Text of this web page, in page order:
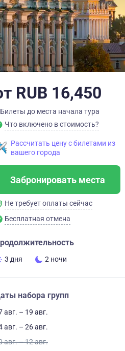
RUB 16,450
до места начала тура
Что включено в стоимость?
Рассчитать цену с билетами из
вашего города
Забронировать места
Не требует оплаты сейчас
Бесплатная отмена
3 дня 2 ночи
набора групп
авг. – 19 авг.
авг. – 26 авг.
авг. – 12 авг.